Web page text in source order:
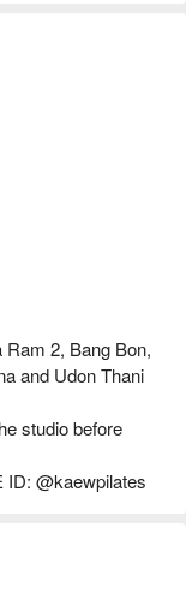
Ram 2, Bang Bon,
and Udon Thani
studio before
ID: @kaewpilates